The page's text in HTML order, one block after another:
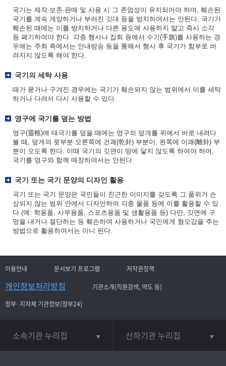
국기는 제작·보존·판매 및 사용 시 그 존엄성이 유지되어야 하며, 훼손된
국기를 계속 게양하거나 부러진 깃대 등을 방치하여서는 안된다. 국기가
훼손된 때에는 이를 방치하거나 다른 용도에 사용하지 말고 즉시 소각
등 폐기하여야 한다. 각종 행사나 집회 등에서 수기(手旗)를 사용하는 경
우에는 주최 측에서는 안내방송 등을 통해서 행사 후 국기가 함부로 버
려지지 않도록 해야 한다.
국기의 세탁 사용
때가 묻거나 구겨진 경우에는 국기가 훼손되지 않는 범위에서 이를 세탁
하거나 다려서 다시 사용할 수 있다.
영구에 국기를 덮는 방법
영구(靈柩)에 태극기를 덮을 때에는 영구의 덮개를 위에서 바로 내려다
볼 때, 덮개의 윗부분 오른쪽에 건괘(乾卦) 부분이, 왼쪽에 이괘(離卦) 부
분이 오도록 한다. 이때 국기의 깃면이 땅에 닿지 않도록 하여야 하며,
국기를 영구와 함께 매장하여서는 안된다
국기 또는 국기 문양의 디자인 활용
국기 또는 국기 문양은 국민들이 친근한 이미지를 갖도록 그 품위가 손
상되지 않는 범위 안에서 디자인하여 각종 물품 등에 이를 활용할 수 있
다.(예: 학용품, 사무용품, 스포츠용품 및 생활용품 등) 다만, 깃면에 구
멍을 내거나 절단하는 등 훼손하여 사용하거나 국민에게 혐오감을 주는
방법으로 활용하여서는 아니 된다.
이용안내 문서보기 프로그램 저작권정책
개인정보처리방침
기관소개(직원검색, 약도 등)
정부·지자체 기관정보(정부24)
소속기관 누리집 산하기관 누리집